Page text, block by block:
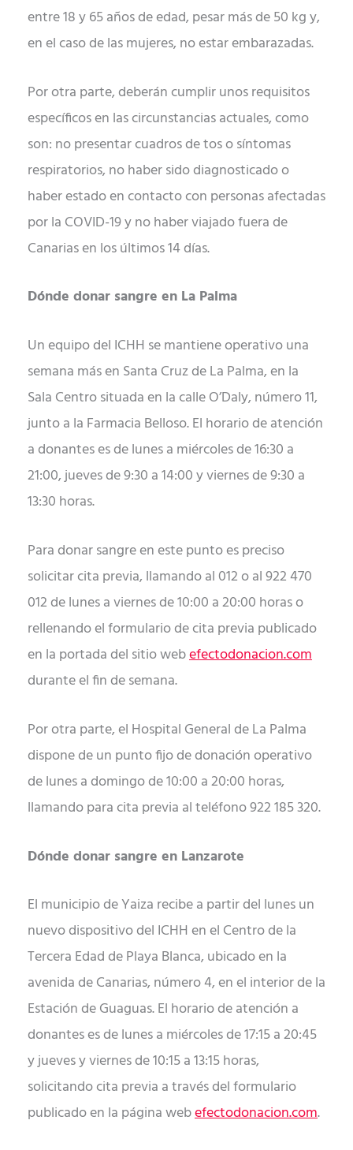
entre 18 y 65 años de edad, pesar más de 50 kg y,
en el caso de las mujeres, no estar embarazadas.
Por otra parte, deberán cumplir unos requisitos
específicos en las circunstancias actuales, como
son: no presentar cuadros de tos o síntomas
respiratorios, no haber sido diagnosticado o
haber estado en contacto con personas afectadas
por la COVID-19 y no haber viajado fuera de
Canarias en los últimos 14 días.
Dónde donar sangre en La Palma
Un equipo del ICHH se mantiene operativo una
semana más en Santa Cruz de La Palma, en la
Sala Centro situada en la calle O’Daly, número 11,
junto a la Farmacia Belloso. El horario de atención
a donantes es de lunes a miércoles de 16:30 a
21:00, jueves de 9:30 a 14:00 y viernes de 9:30 a
13:30 horas.
Para donar sangre en este punto es preciso
solicitar cita previa, llamando al 012 o al 922 470
012 de lunes a viernes de 10:00 a 20:00 horas o
rellenando el formulario de cita previa publicado
en la portada del sitio webefectodonacion.com
durante el fin de semana.
Por otra parte, el Hospital General de La Palma
dispone de un punto fijo de donación operativo
de lunes a domingo de 10:00 a 20:00 horas,
llamando para cita previa al teléfono 922 185 320.
Dónde donar sangre en Lanzarote
El municipio de Yaiza recibe a partir del lunes un
nuevo dispositivo del ICHH en el Centro de la
Tercera Edad de Playa Blanca, ubicado en la
avenida de Canarias, número 4, en el interior de la
Estación de Guaguas. El horario de atención a
donantes es de lunes a miércoles de 17:15 a 20:45
y jueves y viernes de 10:15 a 13:15 horas,
solicitando cita previa a través del formulario
publicado en la página webefectodonacion.com.